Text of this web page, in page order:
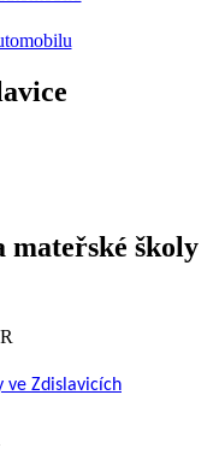
mateřské školy
ve Zdislavicích